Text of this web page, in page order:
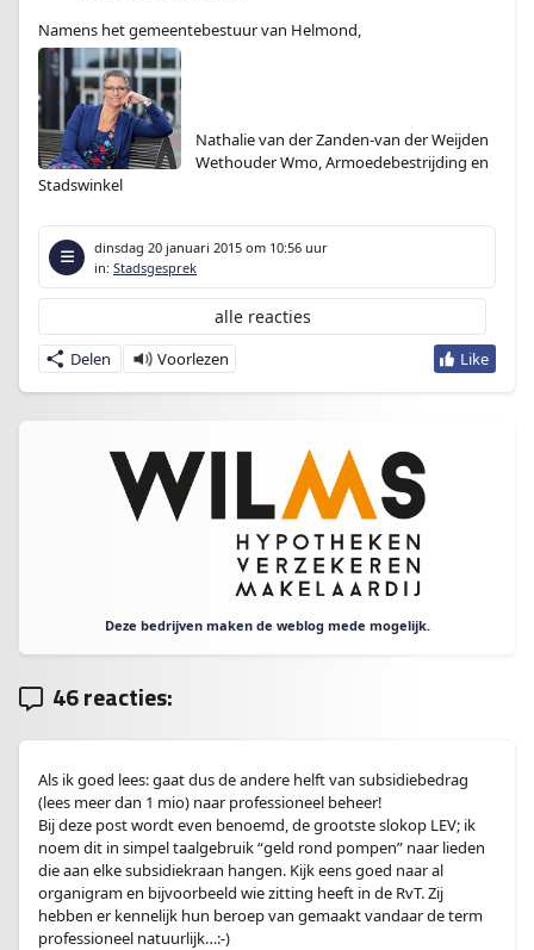
Namens het gemeentebestuur van Helmond,
Nathalie van der Zanden-van der Weijden
Wethouder Wmo, Armoedebestrijding en
Stadswinkel
dinsdag 20 januari 2015 om 10:56 uur
in: Stadsgesprek
Delen
alle reacties
Deze bedrijven maken de weblog mede mogelijk.
46 reacties:
Als ik goed lees: gaat dus de andere helft van subsidiebedrag
(lees meer dan 1 mio) naar professioneel beheer!
Bij deze post wordt even benoemd, de grootste slokop LEV; ik
noem dit in simpel taalgebruik “geld rond pompen” naar lieden
die aan elke subsidiekraan hangen. Kijk eens goed naar al
organigram en bijvoorbeeld wie zitting heeft in de RvT. Zij
hebben er kennelijk hun beroep van gemaakt vandaar de term
professioneel natuurlijk…:-)